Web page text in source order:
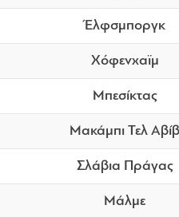
Έλφσμποργκ
Χόφενχαϊμ
Μπεσίκτας
Μακάμπι Τελ Αβίβ
Σλάβια Πράγας
Μάλμε